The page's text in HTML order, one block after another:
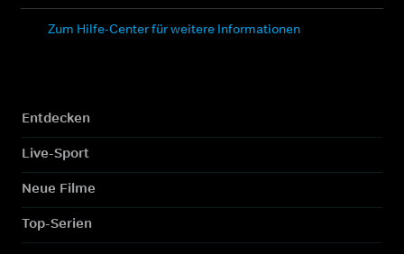
Zum Hilfe-Center für weitere Informationen
Entdecken
Live-Sport
Neue Filme
Top-Serien